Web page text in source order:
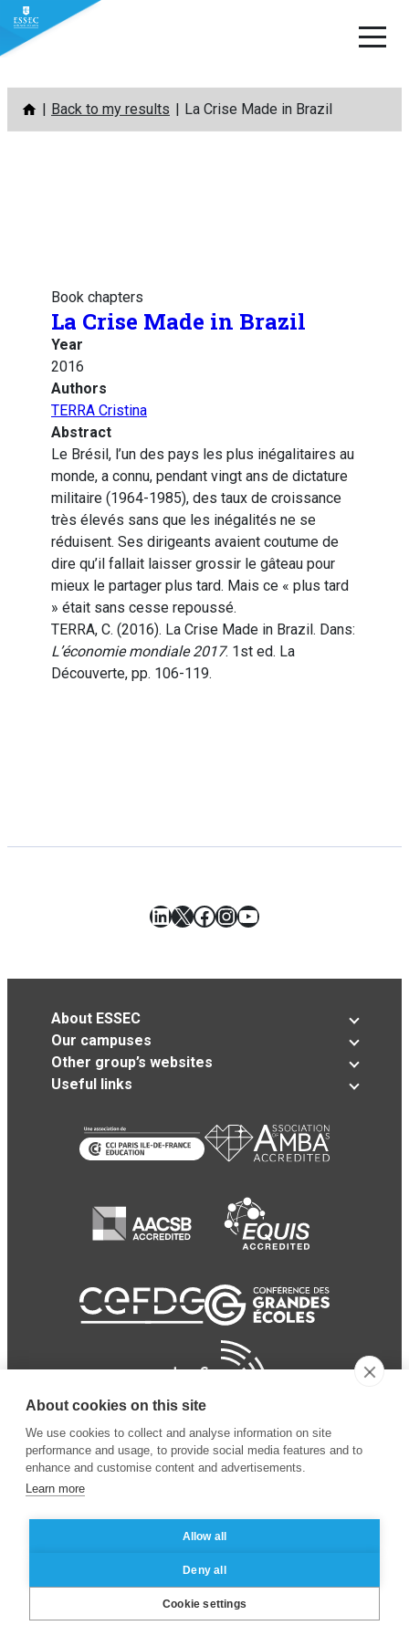
Skip
content
Back to my results La Crise Made in Brazil
Book chapters
La Crise Made in Brazil
Year
2016
Authors
TERRA Cristina
Abstract
Le Brésil, l’un des pays les plus inégalitaires au
monde, a connu, pendant vingt ans de dictature
militaire (1964-1985), des taux de croissance
très élevés sans que les inégalités ne se
réduisent. Ses dirigeants avaient coutume de
dire qu’il fallait laisser grossir le gâteau pour
mieux le partager plus tard. Mais ce « plus tard
» était sans cesse repoussé.
TERRA, C. (2016). La Crise Made in Brazil. Dans:
L’économie mondiale 2017. 1st ed. La
Découverte, pp. 106-119.
LinkedIn
X Facebook
Instagram
YouTube
About ESSEC
Our campuses
Other group’s websites
Useful links
© 2024 ESSEC Business
School
Legal notice
privacy policy
About cookies on this site
We use cookies to collect and analyse information on site
performance and usage, to provide social media features and to
enhance and customise content and advertisements.
Learn more
Allow all
Deny all
Cookie settings